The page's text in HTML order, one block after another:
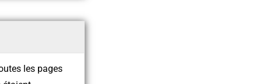
les pages